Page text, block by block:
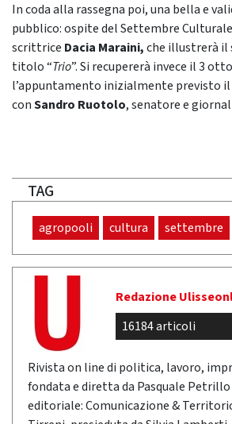
In coda alla rassegna poi, una bella e
pubblico: ospite del Settembre
scrittrice Dacia Maraini,che illustrerà il
titolo “Trio”. Si recupererà invece il 3
l’appuntamento inizialmente previsto
conSandro Ruotolo, senatore e
TAG
agropooli cultura settembre
Redazione
16184 articoli
Rivista on line di politica, lavoro,
fondata e diretta da Pasquale
editoriale: Comunicazione &